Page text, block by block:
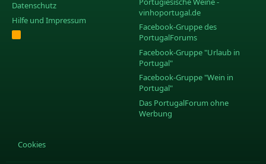
Datenschutz
Hilfe und Impressum
R
vinhoportugal.de
Facebook-Gruppe des
PortugalForums
Facebook-Gruppe "Urlaub in
Portugal"
Facebook-Gruppe "Wein in
Portugal"
Das PortugalForum ohne
Werbung
Cookies